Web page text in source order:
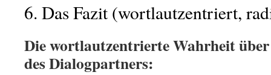
6. Das Fazit (wortlautzentriert,
Die wortlautzentrierte Wahrheit
des Dialogpartners: